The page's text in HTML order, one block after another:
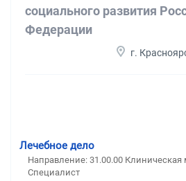
социального развития
Федерации
г.
Лечебное дело
Направление: 31.00.00
Специалист